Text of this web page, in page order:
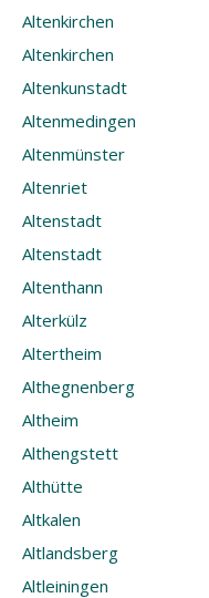
Altenkirchen
Altenkirchen
Altenkunstadt
Altenmedingen
Altenmünster
Altenriet
Altenstadt
Altenstadt
Altenthann
Alterkülz
Altertheim
Althegnenberg
Altheim
Althengstett
Althütte
Altkalen
Altlandsberg
Altleiningen